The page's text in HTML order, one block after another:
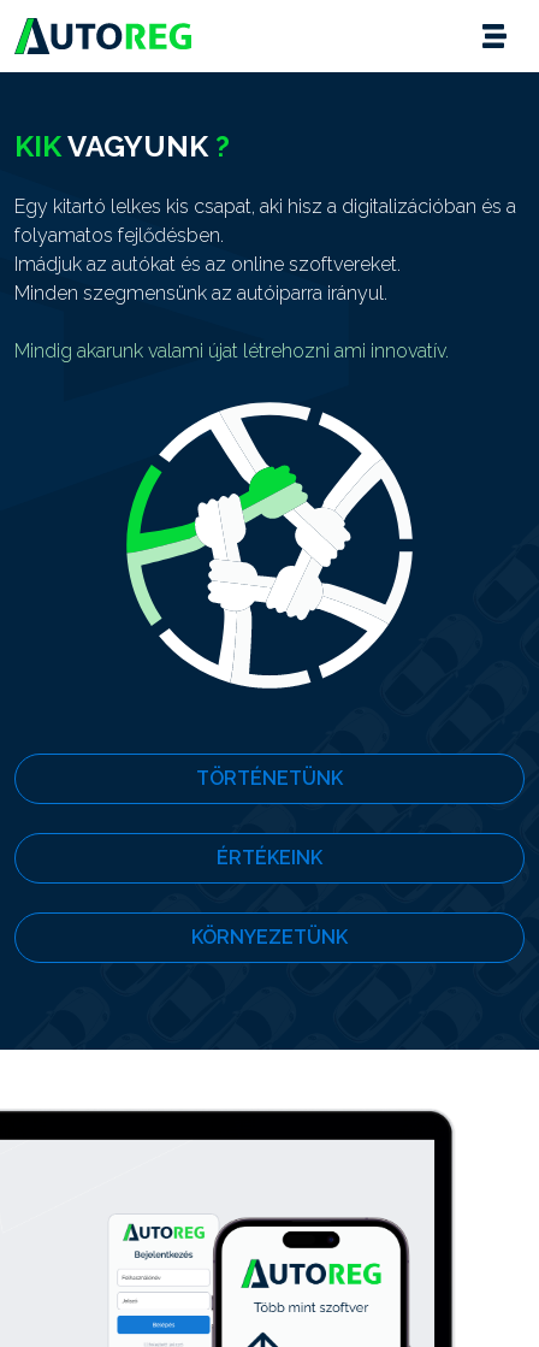
KIKVAGYUNK?
Egy kitartó lelkes kis csapat, aki hisz a digitalizációban és a
folyamatos fejlődésben.
Imádjuk az autókat és az online szoftvereket.
Minden szegmensünk az autóiparra irányul.
Mindig akarunk valami újat létrehozni ami innovatív.
TÖRTÉNETÜNK
ÉRTÉKEINK
KÖRNYEZETÜNK